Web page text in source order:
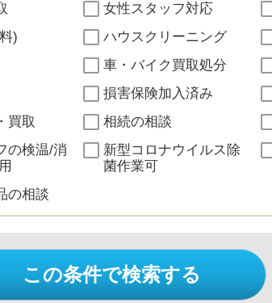
女性スタッフ対応
)
ハウスクリーニング
車・バイク買取処分
損害保険加入済み
買取
相続の相談
の検温/消
新型コロナウイルス除
菌作業可
の相談
この条件で検索する